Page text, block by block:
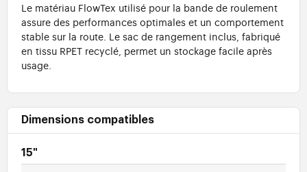
Le matériau FlowTex utilisé pour la bande de roulement
assure des performances optimales et un comportement
stable sur la route. Le sac de rangement inclus, fabriqué
en tissu RPET recyclé, permet un stockage facile après
usage.
Dimensions compatibles
15"